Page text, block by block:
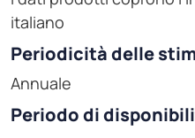
italiano
Periodicità delle
Annuale
Periodo di